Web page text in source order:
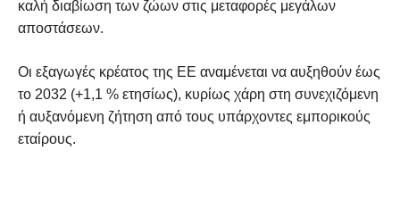
καλή διαβίωση των ζώων στις μεταφορές μεγάλων
αποστάσεων.
Οι εξαγωγές κρέατος της ΕΕ αναμένεται να αυξηθούν έως
το 2032 (+1,1 % ετησίως), κυρίως χάρη στη συνεχιζόμενη
ή αυξανόμενη ζήτηση από τους υπάρχοντες εμπορικούς
εταίρους.